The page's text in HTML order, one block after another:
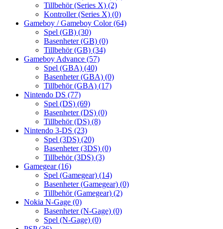
Tillbehör (Series X) (2)
Kontroller (Series X) (0)
Gameboy / Gameboy Color(64)
Spel (GB) (30)
Basenheter (GB) (0)
Tillbehör (GB) (34)
Gameboy Advance (57)
Spel (GBA) (40)
Basenheter (GBA) (0)
Tillbehör (GBA) (17)
Nintendo DS (77)
Spel (DS) (69)
Basenheter (DS) (0)
Tillbehör (DS) (8)
Nintendo 3-DS (23)
Spel (3DS) (20)
Basenheter (3DS) (0)
Tillbehör (3DS) (3)
Gamegear(16)
Spel (Gamegear) (14)
Basenheter (Gamegear) (0)
Tillbehör (Gamegear) (2)
Nokia N-Gage (0)
Basenheter (N-Gage) (0)
Spel (N-Gage) (0)